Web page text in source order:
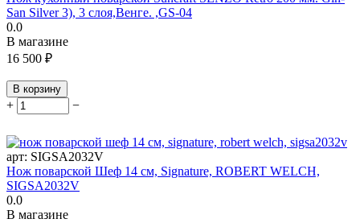
San Silver 3), 3 слоя,Венге. ,GS-04
0.0
В магазине
16 500 ₽
В корзину
+ −
арт: SIGSA2032V
Нож поварской Шеф 14 см, Signature, ROBERT WELCH,
SIGSA2032V
0.0
В магазине